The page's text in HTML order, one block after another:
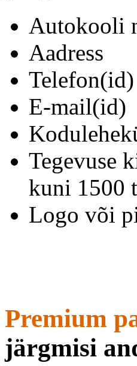
Autokooli
Aadress
Telefon(id)
E-mail(id)
Tegevuse
kuni 1500
Logo või
Premium
järgmisi